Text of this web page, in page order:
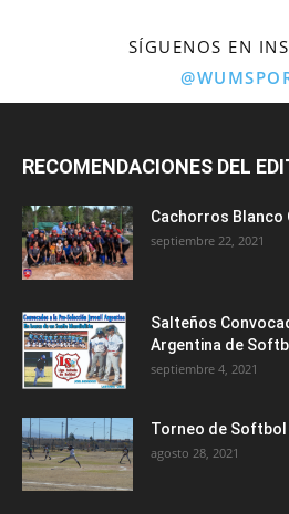
SÍGUENOS EN
RECOMENDACIONES DEL
Cachorros Blanco
septiembre 22, 2021
Salteños
Argentina de
septiembre 4, 2021
Torneo de Softbol
agosto 28, 2021